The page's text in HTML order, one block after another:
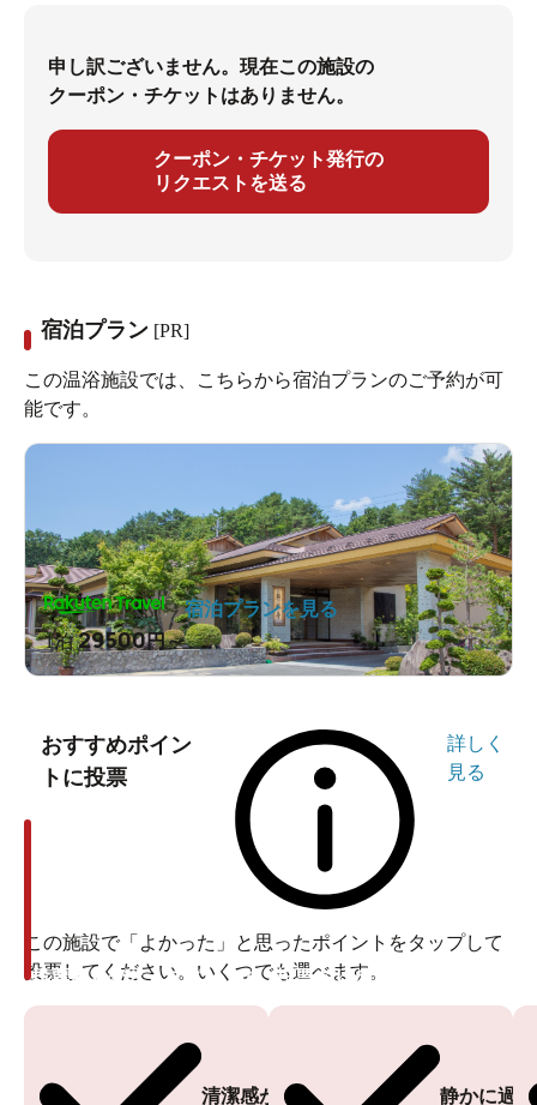
申し訳ございません。現在この施設の
クーポン・チケットはありません。
クーポン・チケット発行の
リクエストを送る
宿泊プラン [PR]
この温浴施設では、こちらから宿泊プランのご予約が可
能です。
1泊29500円～
宿泊プランを見る
おすすめポイン
トに投票
詳しく
見る
この施設で「よかった」と思ったポイントをタップして
投票してください。いくつでも選べます。
清潔感がある
投票ありがとうございます
静かに過
投票ありがとうございます